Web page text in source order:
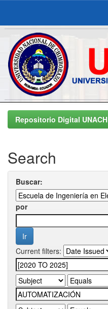
Skip
navigationRepositorio Digital UNACH
Search
Buscar:
por
Current filters: